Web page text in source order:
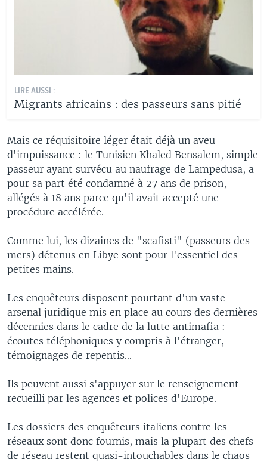
LIRE AUSSI :
Migrants africains : des passeurs sans pitié
Mais ce réquisitoire léger était déjà un aveu
d'impuissance : le Tunisien Khaled Bensalem, simple
passeur ayant survécu au naufrage de Lampedusa, a
pour sa part été condamné à 27 ans de prison,
allégés à 18 ans parce qu'il avait accepté une
procédure accélérée.
Comme lui, les dizaines de "scafisti" (passeurs des
mers) détenus en Libye sont pour l'essentiel des
petites mains.
Les enquêteurs disposent pourtant d'un vaste
arsenal juridique mis en place au cours des dernières
décennies dans le cadre de la lutte antimafia :
écoutes téléphoniques y compris à l'étranger,
témoignages de repentis...
Ils peuvent aussi s'appuyer sur le renseignement
recueilli par les agences et polices d'Europe.
Les dossiers des enquêteurs italiens contre les
réseaux sont donc fournis, mais la plupart des chefs
de réseau restent quasi-intouchables dans le chaos